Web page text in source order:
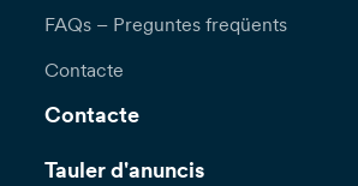
FAQs – Preguntes freqüents
Contacte
Contacte
Tauler d'anuncis